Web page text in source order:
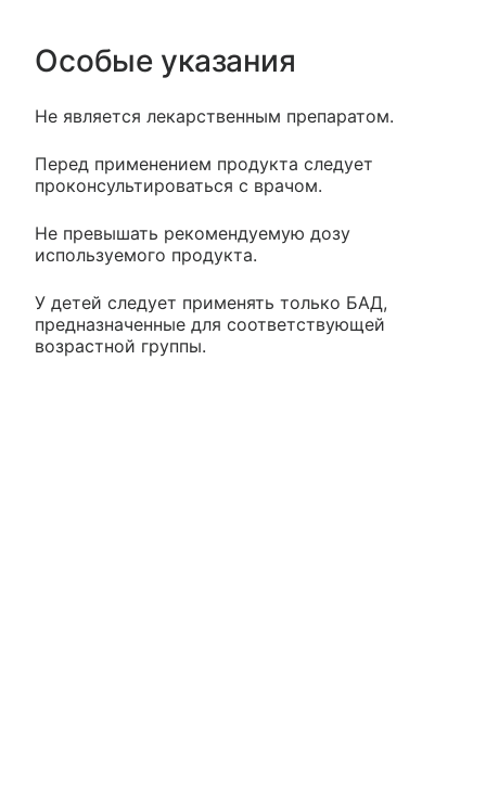
Особые указания
Не является лекарственным препаратом.
Перед применением продукта следует
проконсультироваться с врачом.
Не превышать рекомендуемую дозу
используемого продукта.
У детей следует применять только БАД,
предназначенные для соответствующей
возрастной группы.